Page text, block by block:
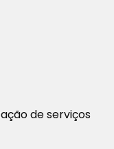
de serviços